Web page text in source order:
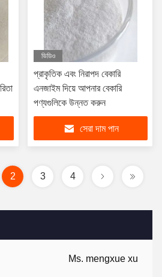
Ms. mengxue xu
ভিডিও
প্রাকৃতিক এবং নিরাপদ বেকারি
এনজাইম দিয়ে আপনার বেকারি
পণ্যগুলিকে উন্নত করুন
সেরা দাম পান
2 3 4